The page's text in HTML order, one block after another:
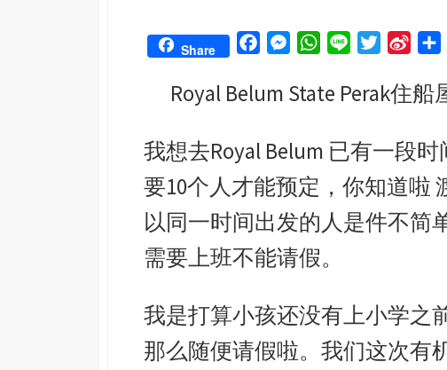
Share
c
o
o
s
n
g
r
W
a
A
n
i
r
n
e
i
o
a
Royal Belum State Perak住船
我想去Royal Belum 已有一段时
要10个人才能预定，你知道啦
以同一时间出发的人是件不简
需要上班不能请假。
我是打算小孩还没有上小学之
那么随便请假啦。我们这次有